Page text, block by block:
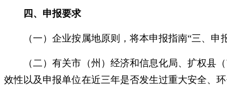
四、申报要求
（一）企业按属地原则，将本申报指南“三、申
（二）有关市（州）经济和信息化局、扩权县（
效性以及申报单位在近三年是否发生过重大安全、